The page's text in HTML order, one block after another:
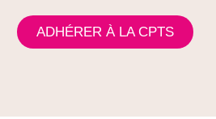
ADHÉRER À LA CPTS